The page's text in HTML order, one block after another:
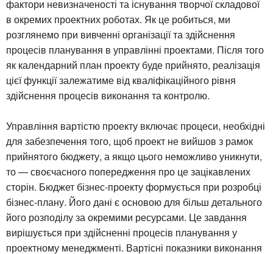
фактори невизначеності та існування творчої складової
в окремих проектних роботах. Як це робиться, ми
розглянемо при вивченні організації та здійснення
процесів планування в управлінні проектами. Після того
як календарний план проекту буде прийнято, реалізація
цієї функції залежатиме від кваліфікаційного рівня
здійснення процесів виконання та контролю.
Управління вартістю проекту включає процеси, необхідні
для забезпечення того, щоб проект не вийшов з рамок
прийнятого бюджету, а якщо цього неможливо уникнути,
то — своєчасного попередження про це зацікавлених
сторін. Бюджет бізнес-проекту формується при розробці
бізнес-плану. Його дані є основою для більш детального
його розподілу за окремими ресурсами. Це завдання
вирішується при здійсненні процесів планування у
проектному менеджменті. Вартісні показники виконання